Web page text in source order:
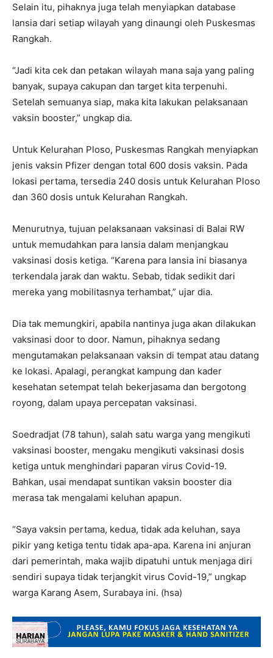
Selain itu, pihaknya juga telah menyiapkan database
lansia dari setiap wilayah yang dinaungi oleh Puskesmas
Rangkah.
“Jadi kita cek dan petakan wilayah mana saja yang paling
banyak, supaya cakupan dan target kita terpenuhi.
Setelah semuanya siap, maka kita lakukan pelaksanaan
vaksin booster,” ungkap dia.
Untuk Kelurahan Ploso, Puskesmas Rangkah menyiapkan
jenis vaksin Pfizer dengan total 600 dosis vaksin. Pada
lokasi pertama, tersedia 240 dosis untuk Kelurahan Ploso
dan 360 dosis untuk Kelurahan Rangkah.
Menurutnya, tujuan pelaksanaan vaksinasi di Balai RW
untuk memudahkan para lansia dalam menjangkau
vaksinasi dosis ketiga. “Karena para lansia ini biasanya
terkendala jarak dan waktu. Sebab, tidak sedikit dari
mereka yang mobilitasnya terhambat,” ujar dia.
Dia tak memungkiri, apabila nantinya juga akan dilakukan
vaksinasi door to door. Namun, pihaknya sedang
mengutamakan pelaksanaan vaksin di tempat atau datang
ke lokasi. Apalagi, perangkat kampung dan kader
kesehatan setempat telah bekerjasama dan bergotong
royong, dalam upaya percepatan vaksinasi.
Soedradjat (78 tahun), salah satu warga yang mengikuti
vaksinasi booster, mengaku mengikuti vaksinasi dosis
ketiga untuk menghindari paparan virus Covid-19.
Bahkan, usai mendapat suntikan vaksin booster dia
merasa tak mengalami keluhan apapun.
“Saya vaksin pertama, kedua, tidak ada keluhan, saya
pikir yang ketiga tentu tidak apa-apa. Karena ini anjuran
dari pemerintah, maka wajib dipatuhi untuk menjaga diri
sendiri supaya tidak terjangkit virus Covid-19,” ungkap
warga Karang Asem, Surabaya ini. (hsa)